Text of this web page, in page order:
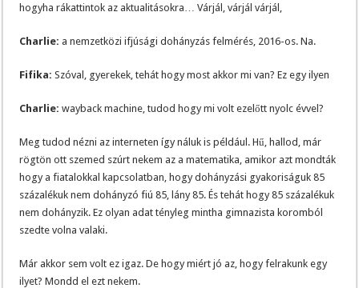
hogyha rákattintok az aktualitásokra… Várjál, várjál várjál,
Charlie: a nemzetközi ifjúsági dohányzás felmérés, 2016-os. Na.
Fifika: Szóval, gyerekek, tehát hogy most akkor mi van? Ez egy ilyen
Charlie: wayback machine, tudod hogy mi volt ezelőtt nyolc évvel?
Meg tudod nézni az interneten így náluk is például. Hű, hallod, már
rögtön ott szemed szúrt nekem az a matematika, amikor azt mondták
hogy a fiatalokkal kapcsolatban, hogy dohányzási gyakoriságuk 85
százalékuk nem dohányzó fiú 85, lány 85. És tehát hogy 85 százalékuk
nem dohányzik. Ez olyan adat tényleg mintha gimnazista koromból
szedte volna valaki.
Már akkor sem volt ez igaz. De hogy miért jó az, hogy felrakunk egy
ilyet? Mondd el ezt nekem.